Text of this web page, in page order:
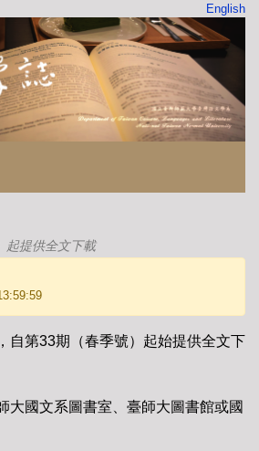
English
起提供全文下載
自第33期（春季號）起始提供全文下
大國文系圖書室、臺師大圖書館或國